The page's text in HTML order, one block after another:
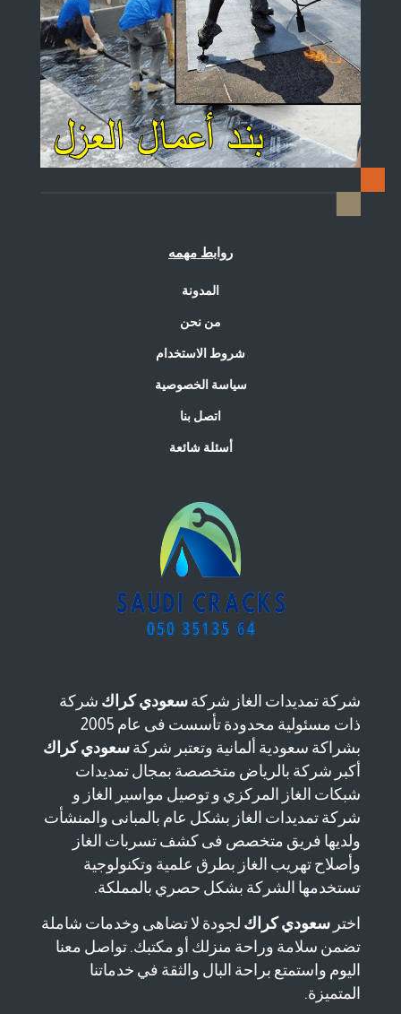
روابط مهمه
المدونة
من نحن
شروط الاستخدام
سياسة الخصوصية
اتصل بنا
أسئلة شائعة
شركة تمديدات الغاز شركة سعودي كراك شركة
ذات مسئولية محدودة تأسست فى عام 2005
بشراكة سعودية ألمانية وتعتبر شركة سعودي كراك
أكبر شركة بالرياض متخصصة بمجال تمديدات
شبكات الغاز المركزي و توصيل مواسير الغاز و
شركة تمديدات الغاز بشكل عام بالمبانى والمنشأت
ولديها فريق متخصص فى كشف تسربات الغاز
وأصلاح تهريب الغاز بطرق علمية وتكنولوجية
تستخدمها الشركة بشكل حصري بالمملكة.
اختر سعودي كراك لجودة لا تضاهى وخدمات شاملة
تضمن سلامة وراحة منزلك أو مكتبك. تواصل معنا
اليوم واستمتع براحة البال والثقة في خدماتنا
المتميزة.